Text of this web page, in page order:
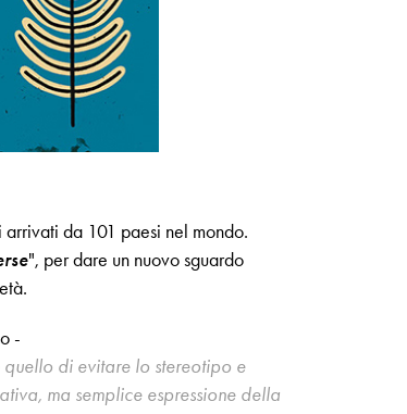
arrivati da 101 paesi nel mondo.
", per dare un nuovo sguardo
-
quello di evitare lo stereotipo e
ma semplice espressione della